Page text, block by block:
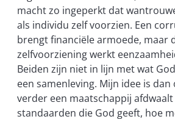
macht zo ingeperkt dat
als individu zelf voorzien. Een
brengt financiële armoede, maar
zelfvoorziening werkt
Beiden zijn niet in lijn met wat
een samenleving. Mijn idee is
verder een maatschappij
standaarden die God geeft, hoe